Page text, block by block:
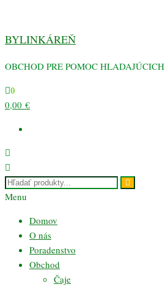
obsah
BYLINKÁREŇ
OBCHOD PRE POMOC HLADAJÚCICH
0
0,00 €
Menu
Domov
O nás
Poradenstvo
Obchod
Čaje